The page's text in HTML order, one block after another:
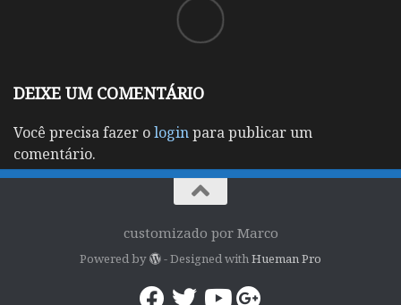
DEIXE UM COMENTÁRIO
Você precisa fazer ologinpara publicar um
comentário.
customizado por Marco
Powered by - Designed withHueman Pro